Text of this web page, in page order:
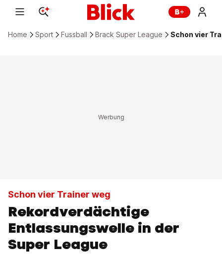
Home Sport Fussball Brack Super League Schon vier
Schon vier Trainer weg
Rekordverdächtige
Entlassungswelle in der
Super League